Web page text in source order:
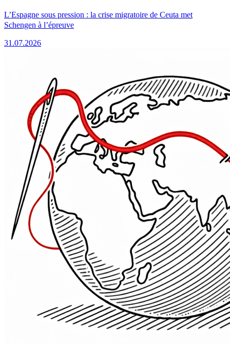
L’Espagne sous pression : la crise migratoire de Ceuta met
Schengen à l’épreuve
31.07.2026